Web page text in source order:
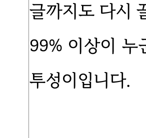
글까지도 다시
99% 이상이 누
투성이입니다.